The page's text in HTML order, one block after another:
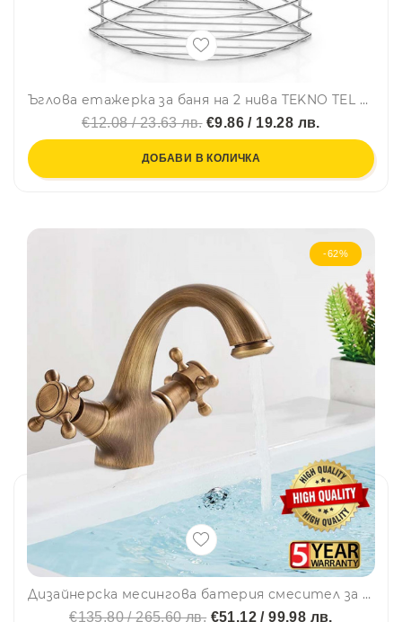
Ъглова етажерка за баня на 2 нива TEKNO TEL BK 042 ECO, 21х21х32 см, Закрепване с дюбел, Хром
€12.08 / 23.63 лв.€9.86 / 19.28 лв.
ДОБАВИ В КОЛИЧКА
-62%
Дизайнерска месингова батерия смесител за кухня и баня - стоящ монтаж, ретро, винтидж AD6098
€135.80 / 265.60 лв. €51.12 / 99.98 лв.